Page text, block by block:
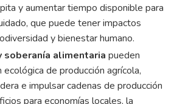
y aumentar tiempo disponible para
que puede tener impactos
y bienestar humano.
alimentaria pueden
de producción agrícola,
e impulsar cadenas de producción
para economías locales, la